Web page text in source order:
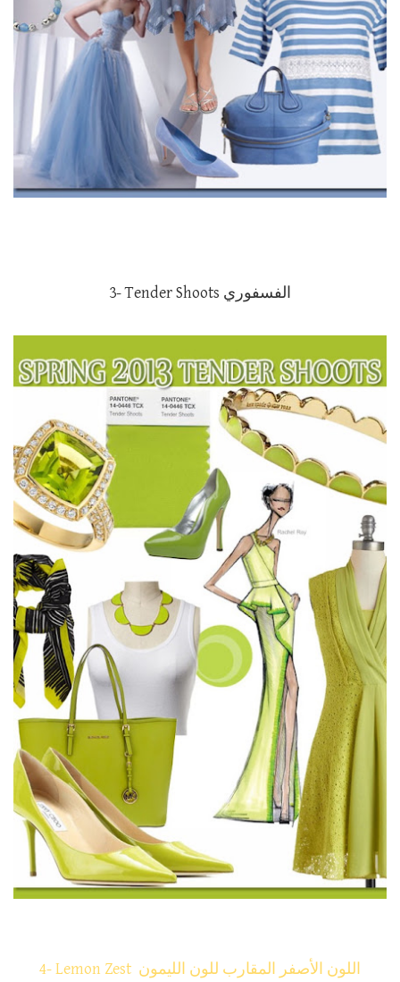
3- Tender Shoots الفسفوري
4- Lemon Zest اللون الأصفر المقارب للون الليمون